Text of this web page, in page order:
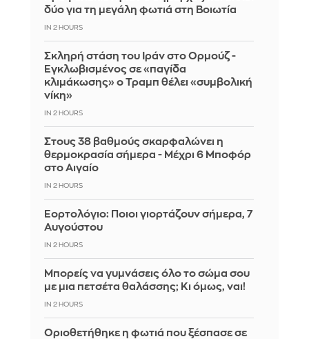
δύο για τη μεγάλη φωτιά στη Βοιωτία
IN 2 HOURS
Σκληρή στάση του Ιράν στο Ορμούζ -
Εγκλωβισμένος σε «παγίδα
κλιμάκωσης» ο Τραμπ θέλει «συμβολική
νίκη»
IN 2 HOURS
Στους 38 βαθμούς σκαρφαλώνει η
θερμοκρασία σήμερα - Μέχρι 6 Μποφόρ
στο Αιγαίο
IN 2 HOURS
Εορτολόγιο: Ποιοι γιορτάζουν σήμερα, 7
Αυγούστου
IN 2 HOURS
Μπορείς να γυμνάσεις όλο το σώμα σου
με μια πετσέτα θαλάσσης; Κι όμως, ναι!
IN 2 HOURS
Οριοθετήθηκε η φωτιά που ξέσπασε σε